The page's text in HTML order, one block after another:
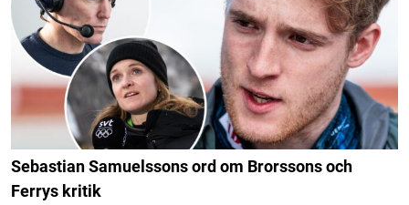
Sebastian Samuelssons ord om Brorssons och
Ferrys kritik